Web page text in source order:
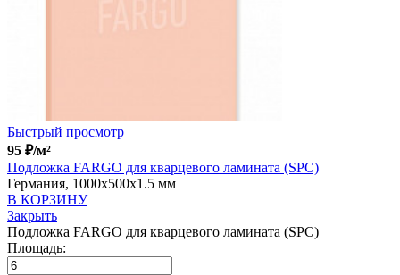
Быстрый просмотр
95 ₽/м²
Подложка FARGO для кварцевого ламината (SPC)
Германия, 1000x500x1.5 мм
В КОРЗИНУ
Закрыть
Подложка FARGO для кварцевого ламината (SPC)
Площадь: